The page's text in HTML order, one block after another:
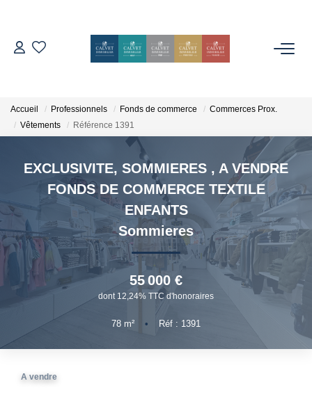
ESTIMER
L'AGENCE
Notre Équipe
Nos Avis
Nos Partenaires
Nos Actes
CONTACT
Accueil Professionnels Fonds de commerce
Commerces Prox.
Vêtements
Référence 1391
EXCLUSIVITE, SOMMIERES , A VENDRE
FONDS DE COMMERCE TEXTILE
ENFANTS
Sommieres
55 000 €
dont 12,24% TTC d'honoraires
78 m² • Réf : 1391
A vendre